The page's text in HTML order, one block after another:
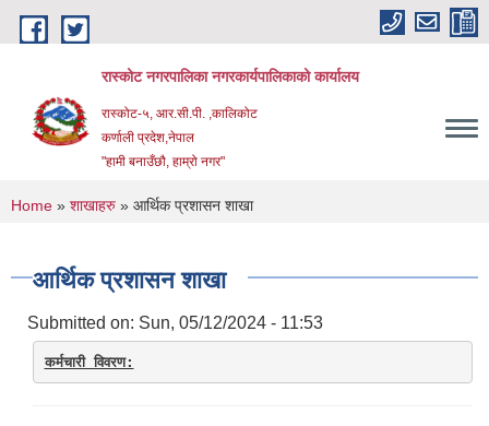
Skip to main content
रास्कोट नगरपालिका नगरकार्यपालिकाको कार्यालय
रास्कोट-५, आर.सी.पी. ,कालिकोट
कर्णाली प्रदेश,नेपाल
"हामी बनाउँछौ, हाम्रो नगर"
You are here
Home » शाखाहरु » आर्थिक प्रशासन शाखा
आर्थिक प्रशासन शाखा
Submitted on: Sun, 05/12/2024 - 11:53
कर्मचारी विवरण: